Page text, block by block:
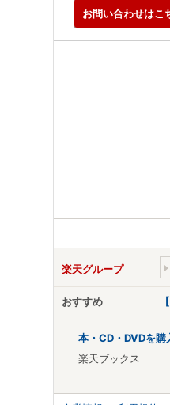
お問い合わせはこ
楽天グループ
おすすめ
本・CD・DVDを購
楽天ブックス